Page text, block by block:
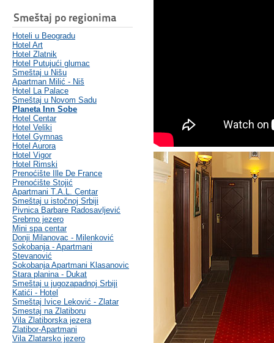
Smeštaj po regionima
Hoteli u Beogradu
Hotel Art
Hotel Zlatnik
Hotel Putujući glumac
Smeštaj u Nišu
Apartman Milić - Niš
Hotel La Palace
Smeštaj u Novom Sadu
Planeta Inn Sobe
Hotel Centar
Hotel Veliki
Hotel Gymnas
Hotel Aurora
Hotel Vigor
Hotel Rimski
Prenoćište Ille De France
Prenoćište Stojić
Apartmani T.A.L. Centar
Smeštaj u istočnoj Srbiji
Pivnica Barbare Radosavljević
Srebrno jezero
Mini spa centar
Donji Milanovac - Milenković
Sokobanja - Apartmani
Stevanović
Sokobanja Apartmani Klasanovic
Stara planina - Dukat
Smeštaj u jugozapadnoj Srbiji
Katići - Hotel
Smeštaj Ivice Leković - Zlatar
Smestaj na Zlatiboru
Vila Zlatiborska jezera
Zlatibor-Apartmani
Vila Zlatarsko jezero